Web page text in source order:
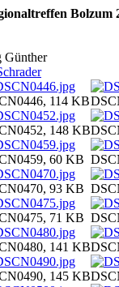
Bolzum
Günther
114 KB
148 KB
60 KB
93 KB
71 KB
141 KB
145 KB